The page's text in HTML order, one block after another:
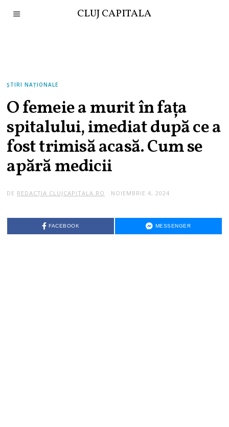
CLUJ CAPITALA
ȘTIRI NAȚIONALE
O femeie a murit în fața
spitalului, imediat după ce a
fost trimisă acasă. Cum se
apără medicii
DE REDACȚIA CLUJCAPITALA.RO NOIEMBRIE 4, 2024
FACEBOOK MESSENGER